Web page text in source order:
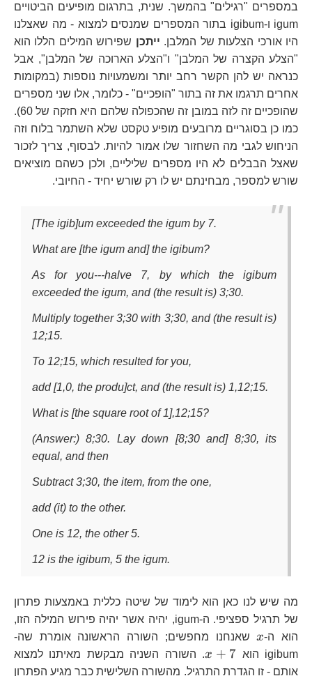
במספרים "רגילים" בהמשך. שנית, בתרגום מופיעים הביטויים
igum ו-igibum בתור המספרים שמנסים למצוא - מה שאצלנו
היו אורכי הצלעות של המלבן. ייתכן שפירוש המילים הללו הוא
"הצלע הקצרה של המלבן" ו"הצלע הארוכה של המלבן", אבל
כנראה יש להן הקשר רחב יותר ומשמעויות נוספות (במקומות
אחרים תרגמו את זה בתור "הופכיים" - כלומר, אלו שני מספרים
שהופכיים זה לזה במובן זה שהכפולה שלהם היא חזקה של 60).
כמו כן בסוגריים מרובעים מופיע טקסט שלא השתמר בלוח וזה
הניחוש לגבי מה השחזור שלו אמור להיות. לבסוף, צריך לזכור
שאצל הבבלים לא היו מספרים שליליים, ולכן כשהם מוציאים
שורש למספר, מבחינתם יש לו רק שורש יחיד - החיובי.
[The igib]um exceeded the igum by 7.
What are [the igum and] the igibum?
As for you---halve 7, by which the igibum
exceeded the igum, and (the result is) 3;30.
Multiply together 3;30 with 3;30, and (the result is)
12;15.
To 12;15, which resulted for you,
add [1,0, the produ]ct, and (the result is) 1,12;15.
What is [the square root of 1],12;15?
(Answer:) 8;30. Lay down [8;30 and] 8;30, its
equal, and then
Subtract 3;30, the item, from the one,
add (it) to the other.
One is 12, the other 5.
12 is the igibum, 5 the igum.
מה שיש לנו כאן הוא לימוד של שיטה כללית באמצעות פתרון
של תרגיל ספציפי. ה-igum, יהיה אשר יהיה פירוש המילה הזו,
הוא ה-
x xשאנחנו מחפשים; השורה הראשונה אומרת שה-
igibum הוא
x+7 x + 7
. השורה השניה מבקשת מאיתנו למצוא
אותם - זו הגדרת התרגיל. מהשורה השלישית כבר מגיע הפתרון